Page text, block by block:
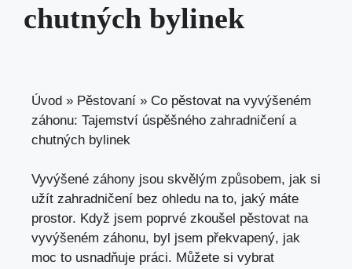
chutných bylinek
Úvod » Pěstovaní » Co pěstovat na vyvýšeném
záhonu: Tajemství úspěšného zahradničení a
chutných bylinek
Vyvýšené záhony jsou skvělým způsobem, jak si
užít zahradničení bez ohledu na to, jaký máte
prostor. Když jsem poprvé zkoušel pěstovat na
vyvýšeném záhonu, byl jsem překvapený, jak
moc to usnadňuje práci. Můžete si vybrat